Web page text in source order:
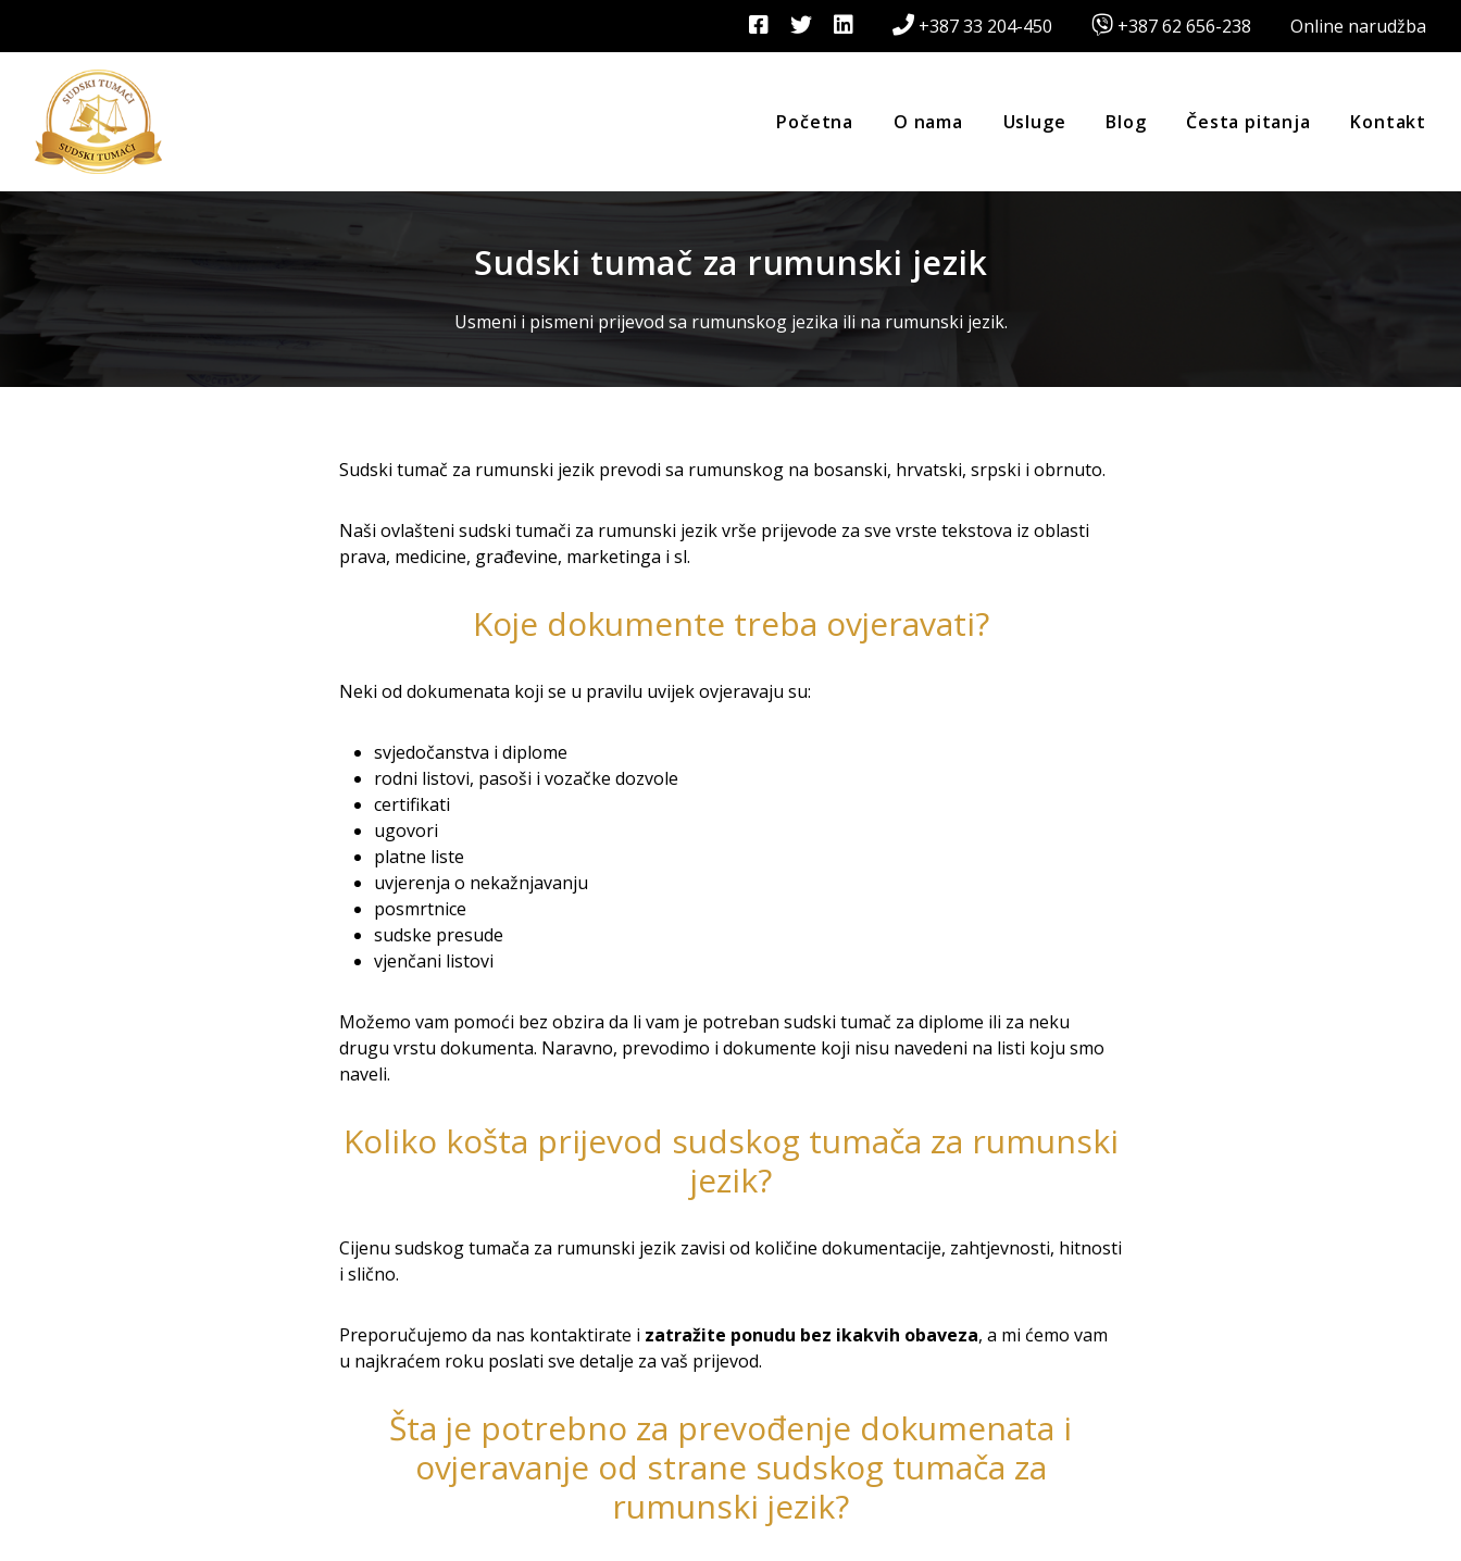
+387 33 204-450 +387 62 656-238 Online narudžba
Početna O nama Usluge Blog Česta pitanja Kontakt
Sudski tumač za rumunski jezik
Usmeni i pismeni prijevod sa rumunskog jezika ili na rumunski jezik.
Sudski tumač za rumunski jezik prevodi sa rumunskog na bosanski, hrvatski, srpski i obrnuto.
Naši ovlašteni sudski tumači za rumunski jezik vrše prijevode za sve vrste tekstova iz oblasti
prava, medicine, građevine, marketinga i sl.
Koje dokumente treba ovjeravati?
Neki od dokumenata koji se u pravilu uvijek ovjeravaju su:
svjedočanstva i diplome
rodni listovi, pasoši i vozačke dozvole
certifikati
ugovori
platne liste
uvjerenja o nekažnjavanju
posmrtnice
sudske presude
vjenčani listovi
Možemo vam pomoći bez obzira da li vam je potreban sudski tumač za diplome ili za neku
drugu vrstu dokumenta. Naravno, prevodimo i dokumente koji nisu navedeni na listi koju smo
naveli.
Koliko košta prijevod sudskog tumača za rumunski
jezik?
Cijenu sudskog tumača za rumunski jezik zavisi od količine dokumentacije, zahtjevnosti, hitnosti
i slično.
Preporučujemo da nas kontaktirate i zatražite ponudu bez ikakvih obaveza, a mi ćemo vam
u najkraćem roku poslati sve detalje za vaš prijevod.
Šta je potrebno za prevođenje dokumenata i
ovjeravanje od strane sudskog tumača za
rumunski jezik?